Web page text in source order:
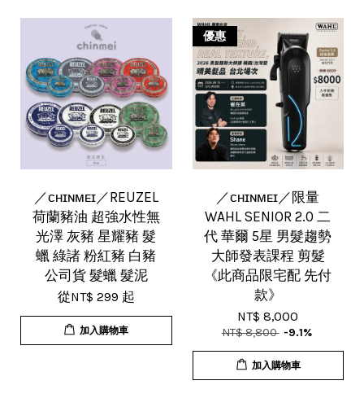
／ᴄʜɪɴᴍᴇɪ／REUZEL
荷蘭豬油 超強水性無
光澤 灰豬 星耀豬 髮
蠟 綠諸 粉紅豬 白豬
公司貨 髮蠟 髮泥
從NT$ 299 起
加入購物車
優惠
／ᴄʜɪɴᴍᴇɪ／限量
WAHL SENIOR 2.0 二
代 華爾 5星 男髮趨勢
大師發表課程 剪髮
《此商品限宅配 先付
款》
NT$ 8,000
NT$ 8,800 -9.1%
加入購物車